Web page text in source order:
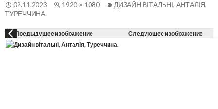
02.11.2023 1920 × 1080
ДИЗАЙН ВІТАЛЬНІ, АНТАЛІЯ,
ТУРЕЧЧИНА.
Предыдущее изображение Следующее изображение